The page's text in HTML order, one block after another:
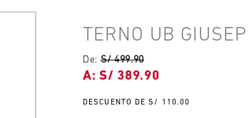
TERNO UB
De:S/ 499.90
S/ 389.90
S/ 110.00